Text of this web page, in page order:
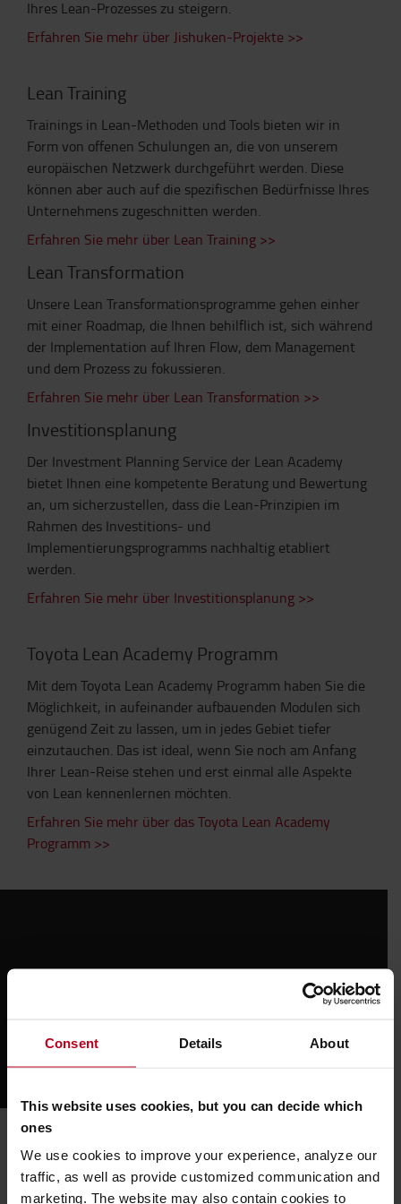
Consent Details About
This website uses cookies, but you can decide which
ones
We use cookies to improve your experience, analyze our
traffic, as well as provide customized communication and
marketing. The website may also contain cookies to
Ihres Lean-Prozesses zu steigern.
Erfahren Sie mehr über Jishuken-Projekte >>
Lean Training
Trainings in Lean-Methoden und Tools bieten wir in
Form von offenen Schulungen an, die von unserem
europäischen Netzwerk durchgeführt werden. Diese
können aber auch auf die spezifischen Bedürfnisse Ihres
Unternehmens zugeschnitten werden.
Erfahren Sie mehr über Lean Training >>
Lean Transformation
Unsere Lean Transformationsprogramme gehen einher
mit einer Roadmap, die Ihnen behilflich ist, sich während
der Implementation auf Ihren Flow, dem Management
und dem Prozess zu fokussieren.
Erfahren Sie mehr über Lean Transformation >>
Investitionsplanung
Der Investment Planning Service der Lean Academy
bietet Ihnen eine kompetente Beratung und Bewertung
an, um sicherzustellen, dass die Lean-Prinzipien im
Rahmen des Investitions- und
Implementierungsprogramms nachhaltig etabliert
werden.
Erfahren Sie mehr über Investitionsplanung >>
Toyota Lean Academy Programm
Mit dem Toyota Lean Academy Programm haben Sie die
Möglichkeit, in aufeinander aufbauenden Modulen sich
genügend Zeit zu lassen, um in jedes Gebiet tiefer
einzutauchen. Das ist ideal, wenn Sie noch am Anfang
Ihrer Lean-Reise stehen und erst einmal alle Aspekte
von Lean kennenlernen möchten.
Erfahren Sie mehr über das Toyota Lean Academy
Programm >>
to watch this video.
Signify Case Study
Signify befindet sich bereits seit mehreren Jahren auf
der Lean-Reise und wendet in ihrem operationalen